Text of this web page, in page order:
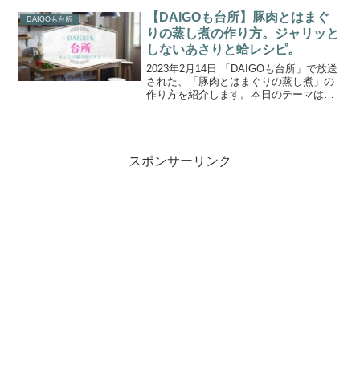
し料理は、「お好み焼き」、「もやしと
豚挽肉の辛み炒...
DAIGOも台所
【DAIGOも台所】豚肉とはまぐ
りの蒸し煮の作り方。ジャリッと
しないあさりと蛤レシピ。
2023年2月14日 「DAIGOも台所」で放送
された、「豚肉とはまぐりの蒸し煮」の
作り方を紹介します。本日のテーマは、
スポンサーリンク